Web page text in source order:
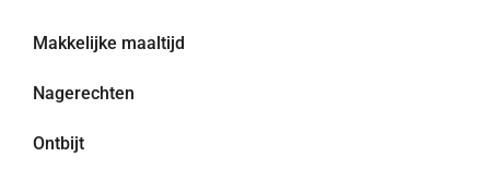
Makkelijke maaltijd
Nagerechten
Ontbijt